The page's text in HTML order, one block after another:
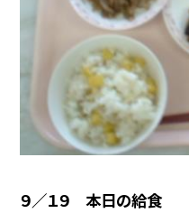
９／１９ 本日の給食